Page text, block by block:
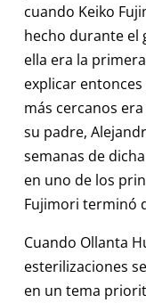
cuando Keiko
hecho durante el
ella era la
explicar
más cercanos
su padre,
semanas de
en uno de los
Fujimori terminó
Cuando Ollanta
esterilizaciones
en un tema